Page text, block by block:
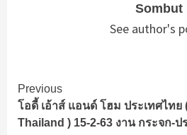
Sombut
See author's
Continue
Reading
Previous
โอดี้ เอ้าส์ แอนด์ โฮม ประเทศไทย
Thailand ) 15-2-63 งาน กระจก-ป